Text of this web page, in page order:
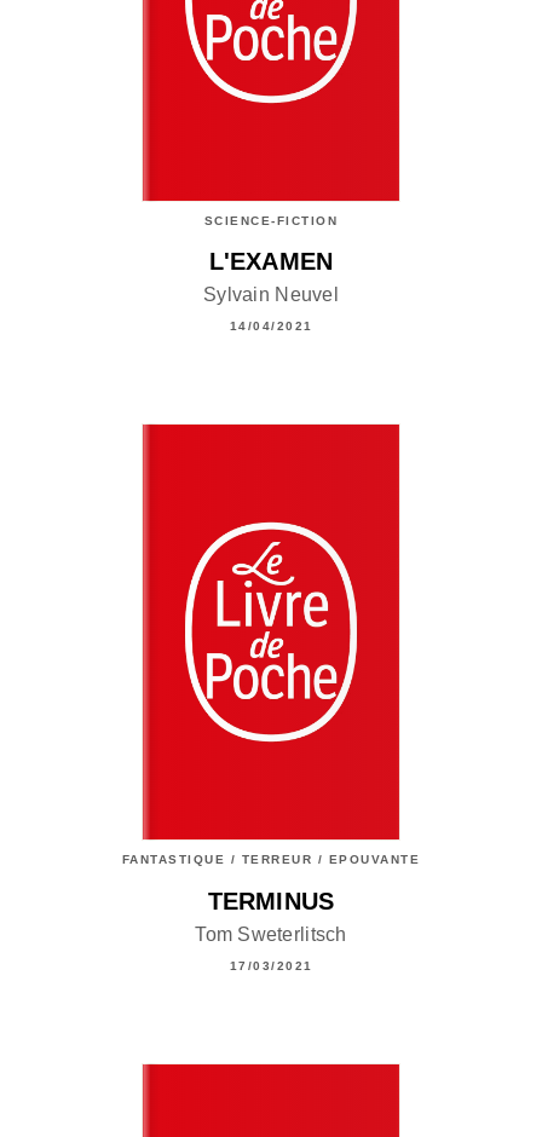
SCIENCE-FICTION
L'EXAMEN
Sylvain Neuvel
14/04/2021
FANTASTIQUE / TERREUR / EPOUVANTE
TERMINUS
Tom Sweterlitsch
17/03/2021